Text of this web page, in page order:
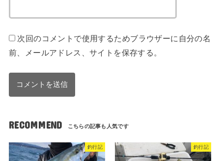
次回のコメントで使用するためブラウザーに自分の名
前、メールアドレス、サイトを保存する。
RECOMMEND
釣行記 釣行記